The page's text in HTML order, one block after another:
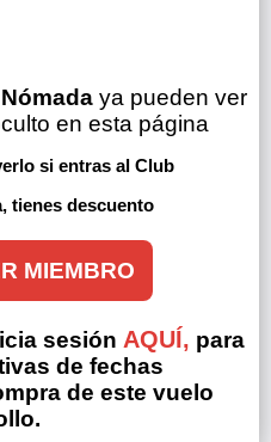
ya pueden ver
en esta página
si entras al Club
tienes descuento
MIEMBRO
sesión AQUÍ, para
de fechas
de este vuelo